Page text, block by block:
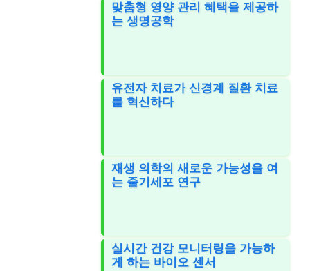
맞춤형 영양 관리 혜택을 제공하
는 생명공학
유전자 치료가 신경계 질환 치료
를 혁신하다
재생 의학의 새로운 가능성을 여
는 줄기세포 연구
실시간 건강 모니터링을 가능하
게 하는 바이오 센서